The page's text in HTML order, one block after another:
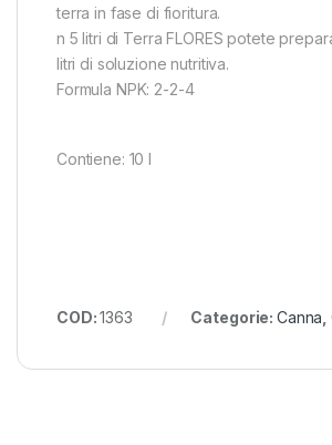
terra in fase di fioritura.
n 5 litri di Terra FLORES potete
litri di soluzione nutritiva.
Formula NPK: 2-2-4
Contiene: 10 l
COD:1363 Categorie: Canna